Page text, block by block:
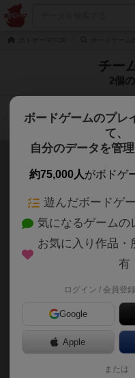
チー
2個
20～40分
これは人狼？いや、人労！！
【『人労』のストーリー】
お互いの正体を隠したまま秘
ボードゲームのプレ
て、
自分のデータを管
約75,000人がボドゲ
遊んだボードゲ
気になるゲームの
お気に入り作品・
有
ログイン / 会員登
Google
Apple
または